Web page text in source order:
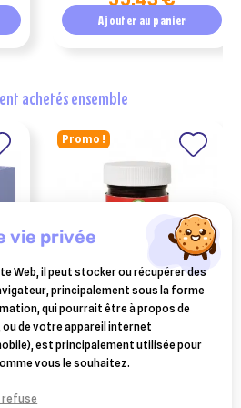
Ajouter au panier
achetés ensemble
Promo !
AUDEVARD
redbalm pot 28.5g
181,87 €
vie privée
Web, il peut stocker ou récupérer des
principalement sous la forme
qui pourrait être à propos de
de votre appareil internet
est principalement utilisée pour
vous le souhaitez.
refuse